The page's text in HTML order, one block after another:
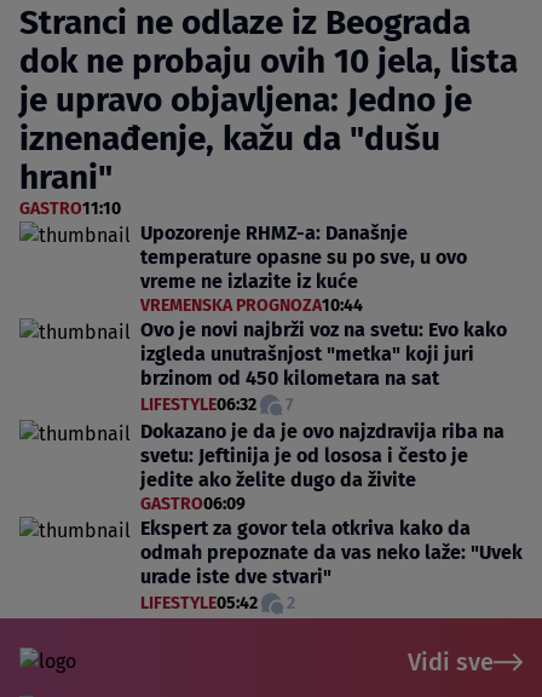
Stranci ne odlaze iz Beograda
dok ne probaju ovih 10 jela, lista
je upravo objavljena: Jedno je
iznenađenje, kažu da "dušu
hrani"
GASTRO11:10
Upozorenje RHMZ-a: Današnje
temperature opasne su po sve, u ovo
vreme ne izlazite iz kuće
VREMENSKA PROGNOZA10:44
Ovo je novi najbrži voz na svetu: Evo kako
izgleda unutrašnjost "metka" koji juri
brzinom od 450 kilometara na sat
LIFESTYLE06:32 7
Dokazano je da je ovo najzdravija riba na
svetu: Jeftinija je od lososa i često je
jedite ako želite dugo da živite
GASTRO06:09
Ekspert za govor tela otkriva kako da
odmah prepoznate da vas neko laže: "Uvek
urade iste dve stvari"
LIFESTYLE05:42 2
Vidi sve